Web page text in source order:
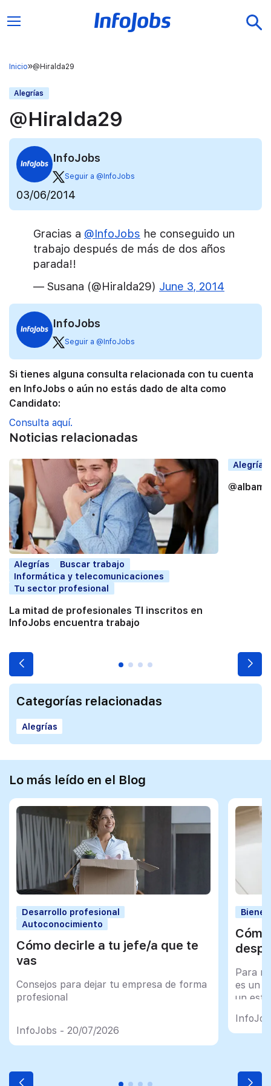
Inicio @Hiralda29
Alegrías
@Hiralda29
InfoJobs
Seguir a @InfoJobs
03/06/2014
Gracias a @InfoJobs he conseguido un
trabajo después de más de dos años
parada!!
— Susana (@Hiralda29) June 3, 2014
InfoJobs
Seguir a @InfoJobs
Si tienes alguna consulta relacionada con tu cuenta
en InfoJobs o aún no estás dado de alta como
Candidato:
Consulta aquí.
Noticias relacionadas
Alegrías
Buscar trabajo
Informática y telecomunicaciones
Tu sector profesional
La mitad de profesionales TI inscritos en
InfoJobs encuentra trabajo
Alegrías
Categorías relacionadas
Alegrías
Lo más leído en el Blog
Desarrollo profesional
Autoconocimiento
Cómo decirle a tu jefe/a que te
vas
Consejos para dejar tu empresa de forma
profesional
InfoJobs - 20/07/2026
Para
es un
un